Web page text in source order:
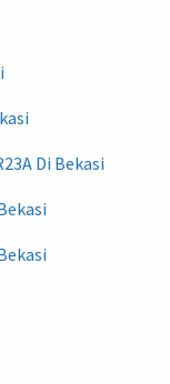
Di Bekasi